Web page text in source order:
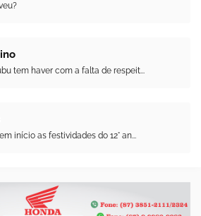
tem haver com a falta de respeit...
início as festividades do 12° an...